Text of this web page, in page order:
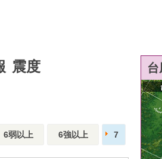
震度
6弱以上 6強以上 7